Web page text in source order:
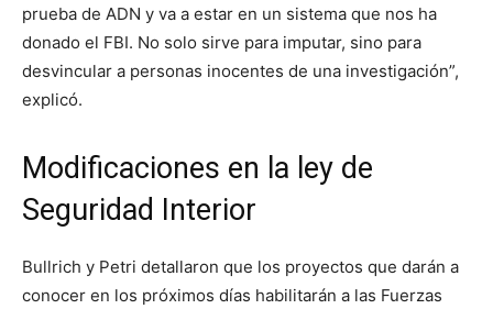
prueba de ADN y va a estar en un sistema que nos ha
donado el FBI. No solo sirve para imputar, sino para
desvincular a personas inocentes de una investigación”,
explicó.
Modificaciones en la ley de
Seguridad Interior
Bullrich y Petri detallaron que los proyectos que darán a
conocer en los próximos días habilitarán a las Fuerzas